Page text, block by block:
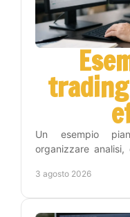
Un esempio
organizzare analisi,
inutili.
3 agosto 2026